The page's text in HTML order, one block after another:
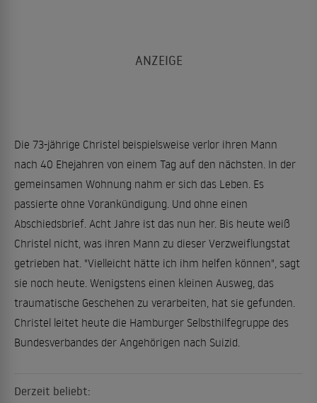
Die 73-jährige Christel beispielsweise verlor ihren Mann
nach 40 Ehejahren von einem Tag auf den nächsten. In der
gemeinsamen Wohnung nahm er sich das Leben. Es
passierte ohne Vorankündigung. Und ohne einen
Abschiedsbrief. Acht Jahre ist das nun her. Bis heute weiß
Christel nicht, was ihren Mann zu dieser Verzweiflungstat
getrieben hat. "Vielleicht hätte ich ihm helfen können", sagt
sie noch heute. Wenigstens einen kleinen Ausweg, das
traumatische Geschehen zu verarbeiten, hat sie gefunden.
Christel leitet heute die Hamburger Selbsthilfegruppe des
Bundesverbandes der Angehörigen nach Suizid.
Derzeit beliebt: